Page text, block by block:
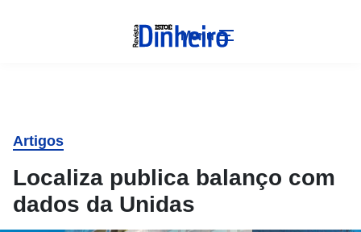
Menu
Artigos
Localiza publica balanço com
dados da Unidas